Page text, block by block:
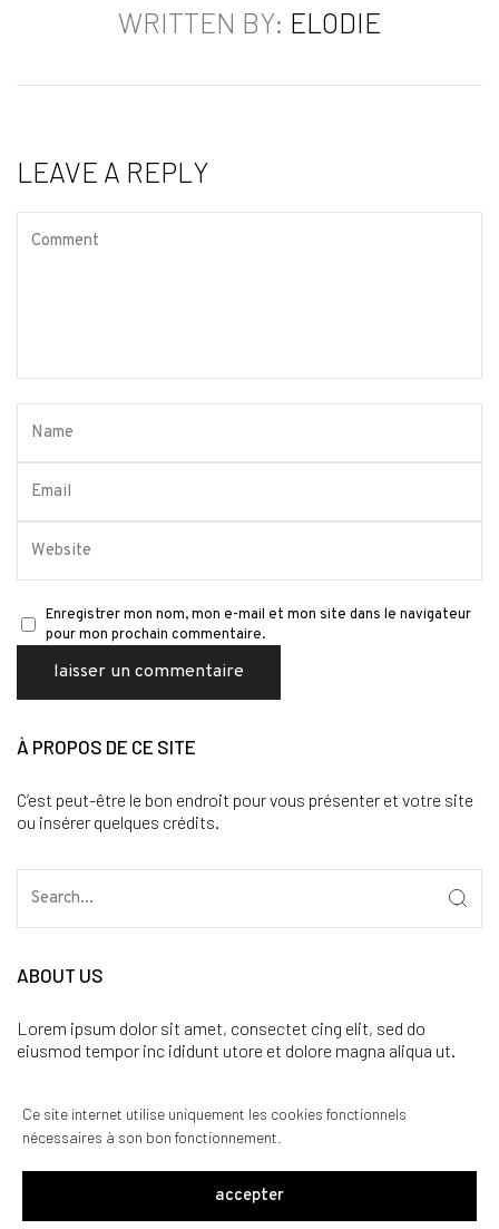
Ce site internet utilise uniquement les cookies fonctionnels
nécessaires à son bon fonctionnement.
accepter
WRITTEN BY: ELODIE
LEAVE A REPLY
Enregistrer mon nom, mon e-mail et mon site dans le navigateur
pour mon prochain commentaire.
À PROPOS DE CE SITE
C’est peut-être le bon endroit pour vous présenter et votre site
ou insérer quelques crédits.
ABOUT US
Lorem ipsum dolor sit amet, consectet cing elit, sed do
eiusmod tempor inc ididunt utore et dolore magna aliqua ut.
CATÉGORIES